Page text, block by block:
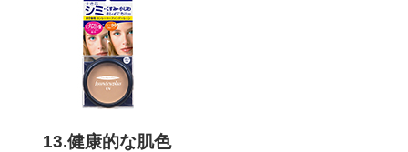
13.健康的な肌色